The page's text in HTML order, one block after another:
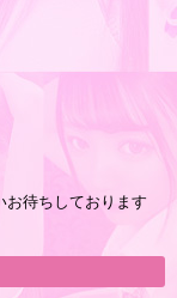
お待ちしております